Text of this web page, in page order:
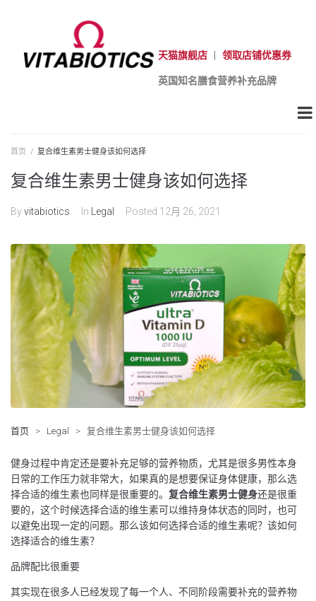
天猫旗舰店 领取店铺优惠券
英国知名膳食营养补充品牌
首页 / 复合维生素男士健身该如何选择
复合维生素男士健身该如何选择
Byvitabiotics In Legal Posted 12月 26, 2021
首页 > Legal > 复合维生素男士健身该如何选择
健身过程中肯定还是要补充足够的营养物质，尤其是很多男性本身
日常的工作压力就非常大，如果真的是想要保证身体健康，那么选
择合适的维生素也同样是很重要的。 复合维生素男士健身还是很重
要的，这个时候选择合适的维生素可以维持身体状态的同时，也可
以避免出现一定的问题。那么该如何选择合适的维生素呢？该如何
选择适合的维生素？
品牌配比很重要
其实现在很多人已经发现了每一个人、不同阶段需要补充的营养物